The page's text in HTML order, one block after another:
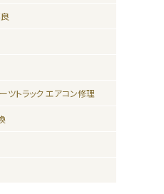
ツトラック エアコン修理